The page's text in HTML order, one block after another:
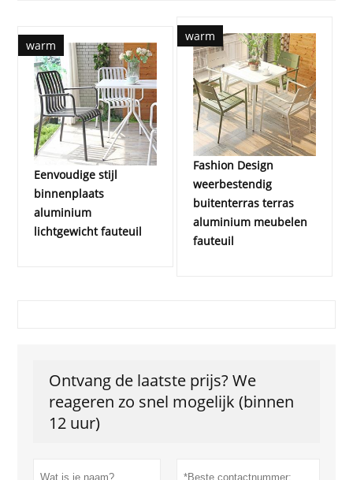
warm
Eenvoudige stijl
binnenplaats
aluminium
lichtgewicht fauteuil
warm
Fashion Design
weerbestendig
buitenterras terras
aluminium meubelen
fauteuil
Ontvang de laatste prijs? We
reageren zo snel mogelijk (binnen
12 uur)